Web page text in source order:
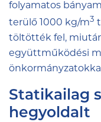
folyamatos
terülő 1000 kg/m3
töltötték fel,
együttműködési
Statikailag
hegyoldalt